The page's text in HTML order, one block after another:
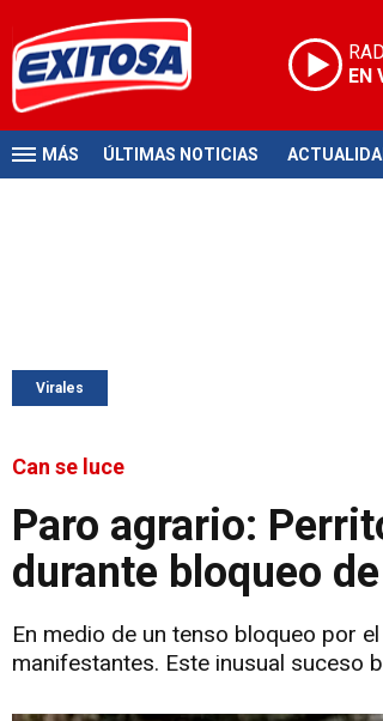
EN
MÁS ÚLTIMAS NOTICIAS
Virales
Can se luce
Paro agrario:
durante bloqueo
En medio de un tenso bloqueo por
manifestantes. Este inusual suceso